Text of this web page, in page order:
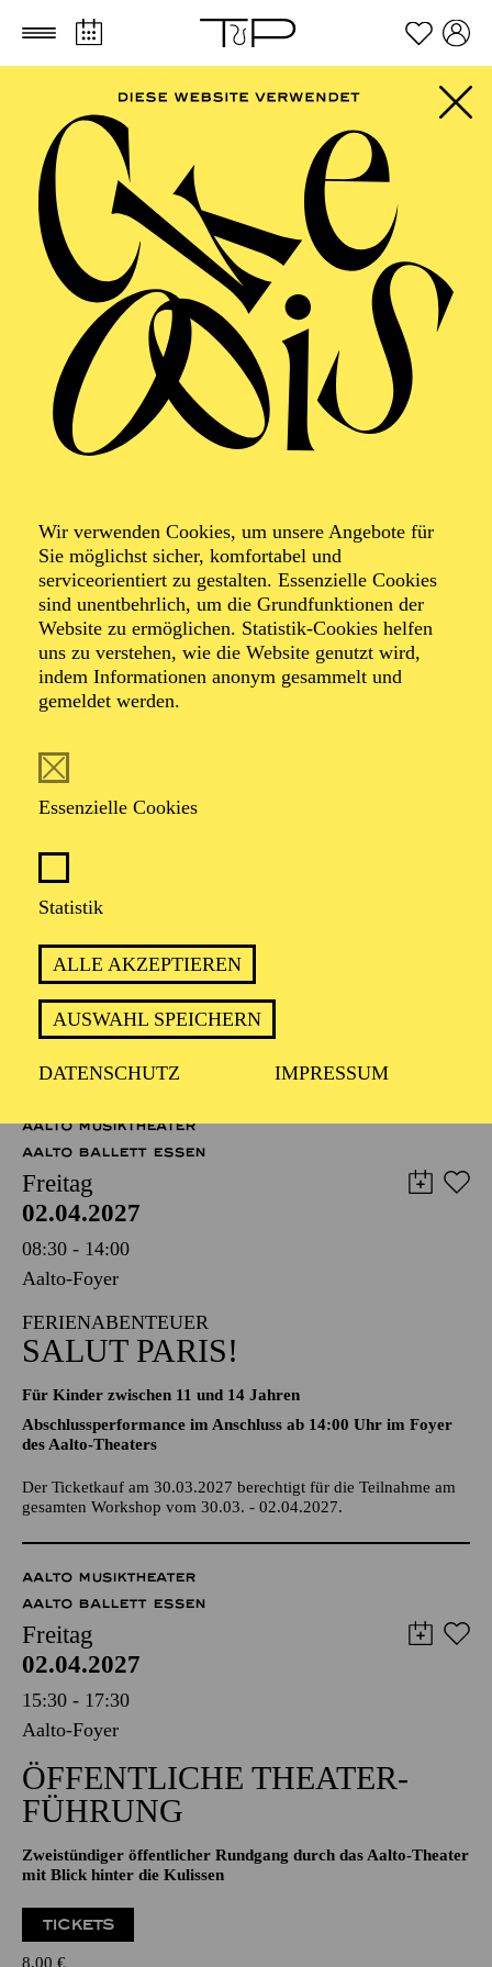
Zum Hauptinhalt springen Zum Footer springen
Wir verwenden Cookies, um unsere Angebote für
Sie möglichst sicher, komfortabel und
serviceorientiert zu gestalten. Essenzielle Cookies
sind unentbehrlich, um die Grundfunktionen der
Website zu ermöglichen. Statistik-Cookies helfen
uns zu verstehen, wie die Website genutzt wird,
indem Informationen anonym gesammelt und
gemeldet werden.
Essenzielle Cookies
Statistik
ALLE AKZEPTIEREN
AUSWAHL SPEICHERN
DATENSCHUTZ IMPRESSUM
FILTER
Für Kinder zwischen 11 und 14 Jahren
€
Der Ticketkauf berechtigt für die Teilnahme am gesamten
Workshop vom 30.03. - 02.04.2027.
APRIL 2027
AALTO MUSIKTHEATER
AALTO BALLETT ESSEN
Donnerstag
01.04.2027
Aalto-Foyer
FERIENABENTEUER
SALUT PARIS!
Für Kinder zwischen 11 und 14 Jahren
Der Ticketkauf am 30.03.2027 berechtigt für die Teilnahme am
gesamten Workshop vom 30.03. - 02.04.2027.
AALTO MUSIKTHEATER
Donnerstag
Aalto-Theater
WIENER BLUT
Zusammengestellt, bearbeitet und ergänzt von Adolf Müller
junior; Libretto von Viktor Léon und Leo Stein
TICKETS
51,00 45,00 35,00 30,00 23,00 11,00€
AALTO MUSIKTHEATER
AALTO BALLETT ESSEN
Freitag
02.04.2027
08:30 - 14:00
Aalto-Foyer
FERIENABENTEUER
SALUT PARIS!
Abschlussperformance im Anschluss ab 14:00 Uhr im Foyer
des Aalto-Theaters
gesamten Workshop vom 30.03. - 02.04.2027.
AALTO MUSIKTHEATER
AALTO BALLETT ESSEN
Freitag
02.04.2027
15:30 - 17:30
Aalto-Foyer
ÖFFENTLICHE THEATER­
FÜHRUNG
Zweistündiger öffentlicher Rundgang durch das Aalto-Theater
mit Blick hinter die Kulissen